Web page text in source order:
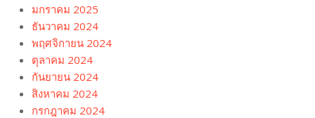
มกราคม 2025
ธันวาคม 2024
พฤศจิกายน 2024
ตุลาคม 2024
กันยายน 2024
สิงหาคม 2024
กรกฎาคม 2024